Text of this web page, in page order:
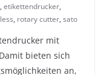
, etikettendrucker,
, rotary cutter, sato
mit
bieten sich
an,